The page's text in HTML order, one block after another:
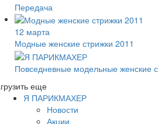
Передача
12 марта
Модные женские стрижки 2011
Повседневные модельные женские
еще
Я ПАРИКМАХЕР
Новости
Акции